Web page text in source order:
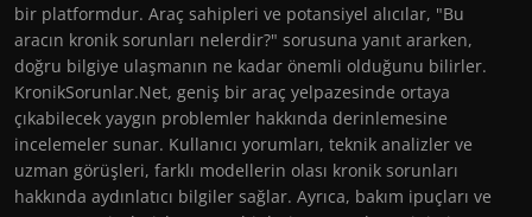
bir platformdur. Araç sahipleri ve potansiyel alıcılar, "Bu
aracın kronik sorunları nelerdir?" sorusuna yanıt ararken,
doğru bilgiye ulaşmanın ne kadar önemli olduğunu bilirler.
KronikSorunlar.Net, geniş bir araç yelpazesinde ortaya
çıkabilecek yaygın problemler hakkında derinlemesine
incelemeler sunar. Kullanıcı yorumları, teknik analizler ve
uzman görüşleri, farklı modellerin olası kronik sorunları
hakkında aydınlatıcı bilgiler sağlar. Ayrıca, bakım ipuçları ve